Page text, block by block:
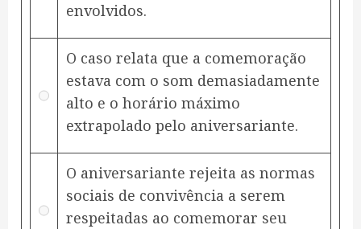
envolvidos.
O caso relata que a comemoração
estava com o som demasiadamente
alto e o horário máximo
extrapolado pelo aniversariante.
O aniversariante rejeita as normas
sociais de convivência a serem
respeitadas ao comemorar seu